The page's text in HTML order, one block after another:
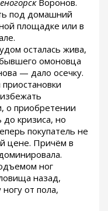
Воронов.
под домашний
площадке или в
осталась жива,
омоновца
— дало осечку.
о приобретении
кризиса, но
покупатель не
цене. Причём в
ног
назад,
от пола,